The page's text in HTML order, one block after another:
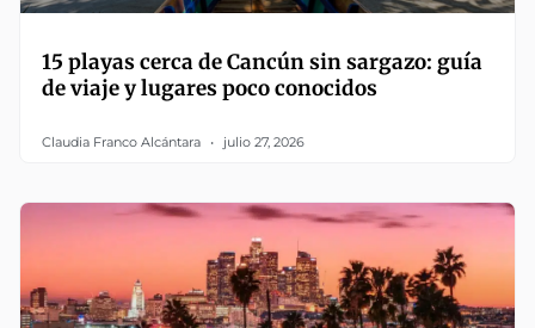
15 playas cerca de Cancún sin sargazo: guía
de viaje y lugares poco conocidos
Claudia Franco Alcántara julio 27, 2026